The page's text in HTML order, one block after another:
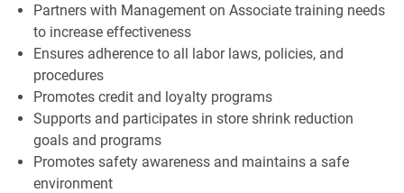
Partners with Management on Associate training needs
to increase effectiveness
Ensures adherence to all labor laws, policies, and
procedures
Promotes credit and loyalty programs
Supports and participates in store shrink reduction
goals and programs
Promotes safety awareness and maintains a safe
environment